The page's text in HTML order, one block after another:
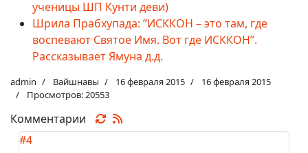
ученицы ШП Кунти деви)
Шрила Прабхупада: ”ИСККОН – это там, где
воспевают Святое Имя. Вот где ИСККОН”.
Рассказывает Ямуна д.д.
admin Вайшнавы 16 февраля 2015
16 февраля 2015
Просмотров: 20553
Комментарии
#4